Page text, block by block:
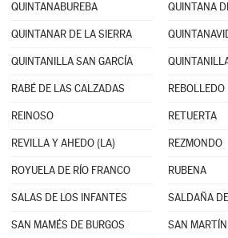
QUINTANABUREBA QUINTANA
QUINTANAR DE LA SIERRA
QUINTANILLA SAN GARCÍA
RABÉ DE LAS CALZADAS
REINOSO RETUERTA
REVILLA Y AHEDO (LA) REZMONDO
ROYUELA DE RÍO FRANCO RUBENA
SALAS DE LOS INFANTES SALDAÑA
SAN MAMÉS DE BURGOS SAN